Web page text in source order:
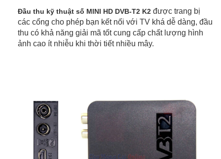
Đầu thu kỹ thuật số MINI HD DVB-T2 K2 được trang bị
các cổng cho phép bạn kết nối với TV khá dễ dàng, đầu
thu có khả năng giải mã tốt cung cấp chất lượng hình
ảnh cao ít nhiễu khi thời tiết nhiều mây.